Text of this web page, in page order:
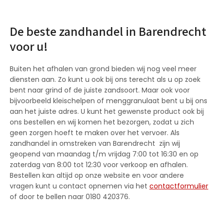
De beste zandhandel in Barendrecht
voor u!
Buiten het afhalen van grond bieden wij nog veel meer
diensten aan. Zo kunt u ook bij ons terecht als u op zoek
bent naar grind of de juiste zandsoort. Maar ook voor
bijvoorbeeld kleischelpen of menggranulaat bent u bij ons
aan het juiste adres. U kunt het gewenste product ook bij
ons bestellen en wij komen het bezorgen, zodat u zich
geen zorgen hoeft te maken over het vervoer. Als
zandhandel in omstreken van Barendrecht zijn wij
geopend van maandag t/m vrijdag 7:00 tot 16:30 en op
zaterdag van 8:00 tot 12:30 voor verkoop en afhalen.
Bestellen kan altijd op onze website en voor andere
vragen kunt u contact opnemen via het contactformulier
of door te bellen naar 0180 420376.